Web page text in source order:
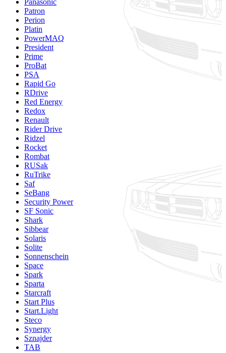
Panasonic
Patron
Perion
Platin
PowerMAQ
President
Prime
ProBat
PSA
Rapid Go
RDrive
Red Energy
Redox
Renault
Rider Drive
Ridzel
Rocket
Rombat
RUSak
RuTrike
Saf
SeBang
Security Power
SF Sonic
Shark
Sibbear
Solaris
Solite
Sonnenschein
Space
Spark
Sparta
Starcraft
Start Plus
Start.Light
Steco
Synergy
Sznajder
TAB